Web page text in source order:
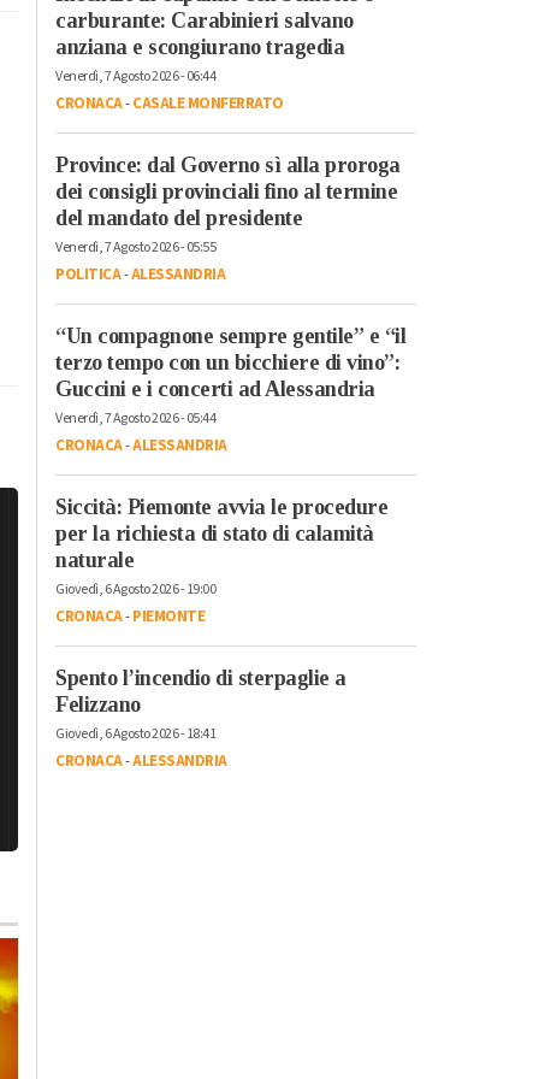
carburante: Carabinieri salvano
anziana e scongiurano tragedia
Venerdì, 7 Agosto 2026 - 06:44
CRONACA-CASALE MONFERRATO
Province: dal Governo sì alla proroga
dei consigli provinciali fino al termine
del mandato del presidente
Venerdì, 7 Agosto 2026 - 05:55
POLITICA-ALESSANDRIA
“Un compagnone sempre gentile” e “il
terzo tempo con un bicchiere di vino”:
Guccini e i concerti ad Alessandria
Venerdì, 7 Agosto 2026 - 05:44
CRONACA-ALESSANDRIA
Siccità: Piemonte avvia le procedure
per la richiesta di stato di calamità
naturale
Giovedì, 6 Agosto 2026 - 19:00
CRONACA-PIEMONTE
Spento l’incendio di sterpaglie a
Felizzano
Giovedì, 6 Agosto 2026 - 18:41
CRONACA-ALESSANDRIA